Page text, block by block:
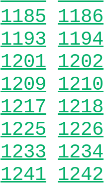
1185 1186
1193 1194
1201 1202
1209 1210
1217 1218
1225 1226
1233 1234
1241 1242